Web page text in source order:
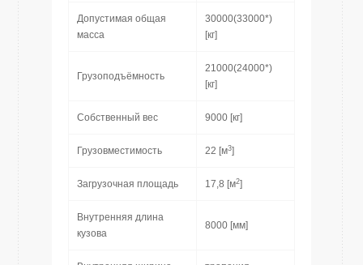
Допустимая общая
масса
30000(33000*)
[кг]
Грузоподъёмность
21000(24000*)
[кг]
Собственный вес 9000 [кг]
Грузовместимость 22 [м3]
Загрузочная площадь 17,8 [м2]
Внутренняя длина
кузова
8000 [мм]